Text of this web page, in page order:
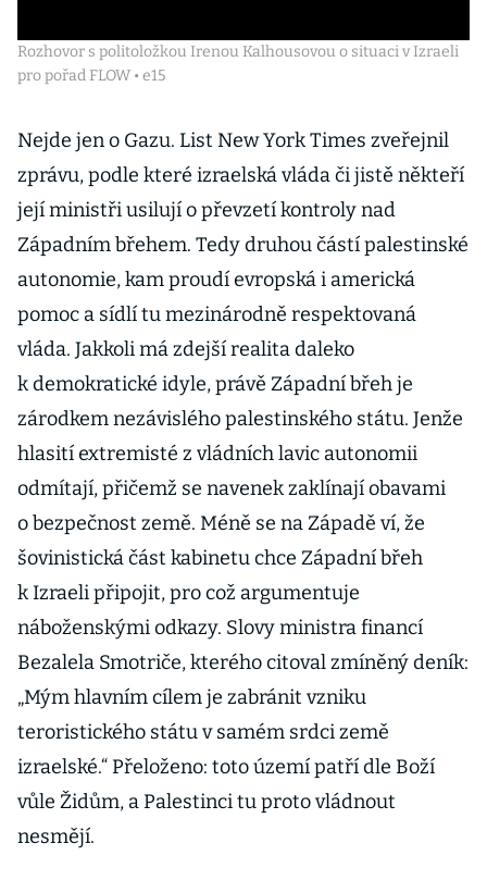
Rozhovor s politoložkou Irenou Kalhousovou o situaci v Izraeli
pro pořad FLOW • e15
Nejde jen o Gazu. List New York Times zveřejnil
zprávu, podle které izraelská vláda či jistě někteří
její ministři usilují o převzetí kontroly nad
Západním břehem. Tedy druhou částí palestinské
autonomie, kam proudí evropská i americká
pomoc a sídlí tu mezinárodně respektovaná
vláda. Jakkoli má zdejší realita daleko
k demokratické idyle, právě Západní břeh je
zárodkem nezávislého palestinského státu. Jenže
hlasití extremisté z vládních lavic autonomii
odmítají, přičemž se navenek zaklínají obavami
o bezpečnost země. Méně se na Západě ví, že
šovinistická část kabinetu chce Západní břeh
k Izraeli připojit, pro což argumentuje
náboženskými odkazy. Slovy ministra financí
Bezalela Smotriče, kterého citoval zmíněný deník:
„Mým hlavním cílem je zabránit vzniku
teroristického státu v samém srdci země
izraelské.“ Přeloženo: toto území patří dle Boží
vůle Židům, a Palestinci tu proto vládnout
nesmějí.